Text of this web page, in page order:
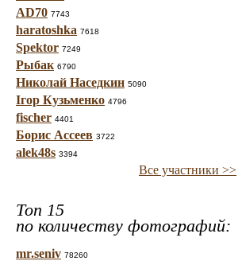
AD70 7743
haratoshka 7618
Spektor 7249
Рыбак 6790
Николай Наседкин 5090
Ігор Кузьменко 4796
fischer 4401
Борис Ассеев 3722
alek48s 3394
Все участники >>
Топ 15
по количеству фотографий:
mr.seniv 78260